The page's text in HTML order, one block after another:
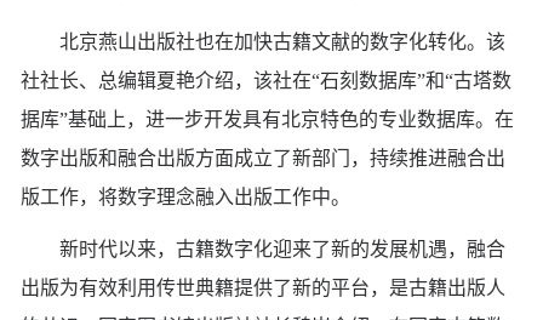
北京燕山出版社也在加快古籍文献的数字化转化。该
社社长、总编辑夏艳介绍，该社在“石刻数据库”和“古塔数
据库”基础上，进一步开发具有北京特色的专业数据库。在
数字出版和融合出版方面成立了新部门，持续推进融合出
版工作，将数字理念融入出版工作中。
新时代以来，古籍数字化迎来了新的发展机遇，融合
出版为有效利用传世典籍提供了新的平台，是古籍出版人